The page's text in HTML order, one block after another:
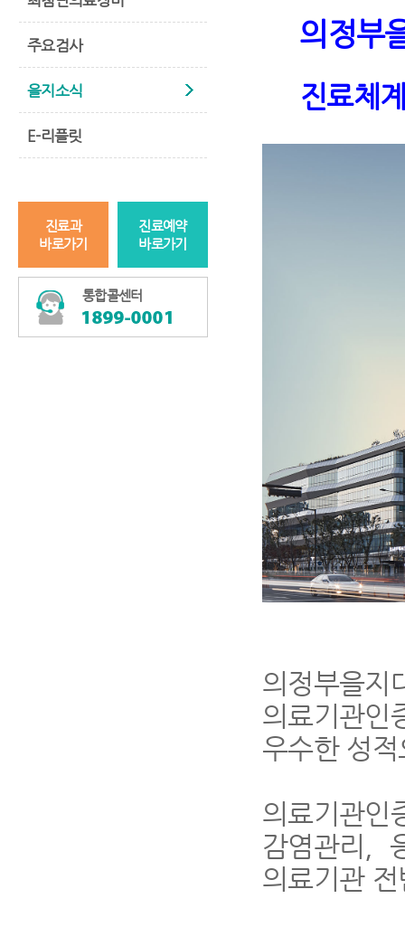
주요검사
을지소식
E-리플릿
진료과
바로가기
진료예약
바로가기
통합콜센터
의정부
진료체
의정부을지
의료기관
우수한 성
의료기관
감염관리 ,
의료기관